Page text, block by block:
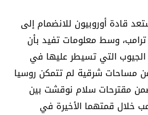
قادة أوروبيون للانضمام إلى
وسط معلومات تفيد بأن
التي تسيطر عليها في
عن مساحات شرقية لم تتمكن روسيا
مقترحات سلام نوقشت بين
خلال قمتهما الأخيرة في